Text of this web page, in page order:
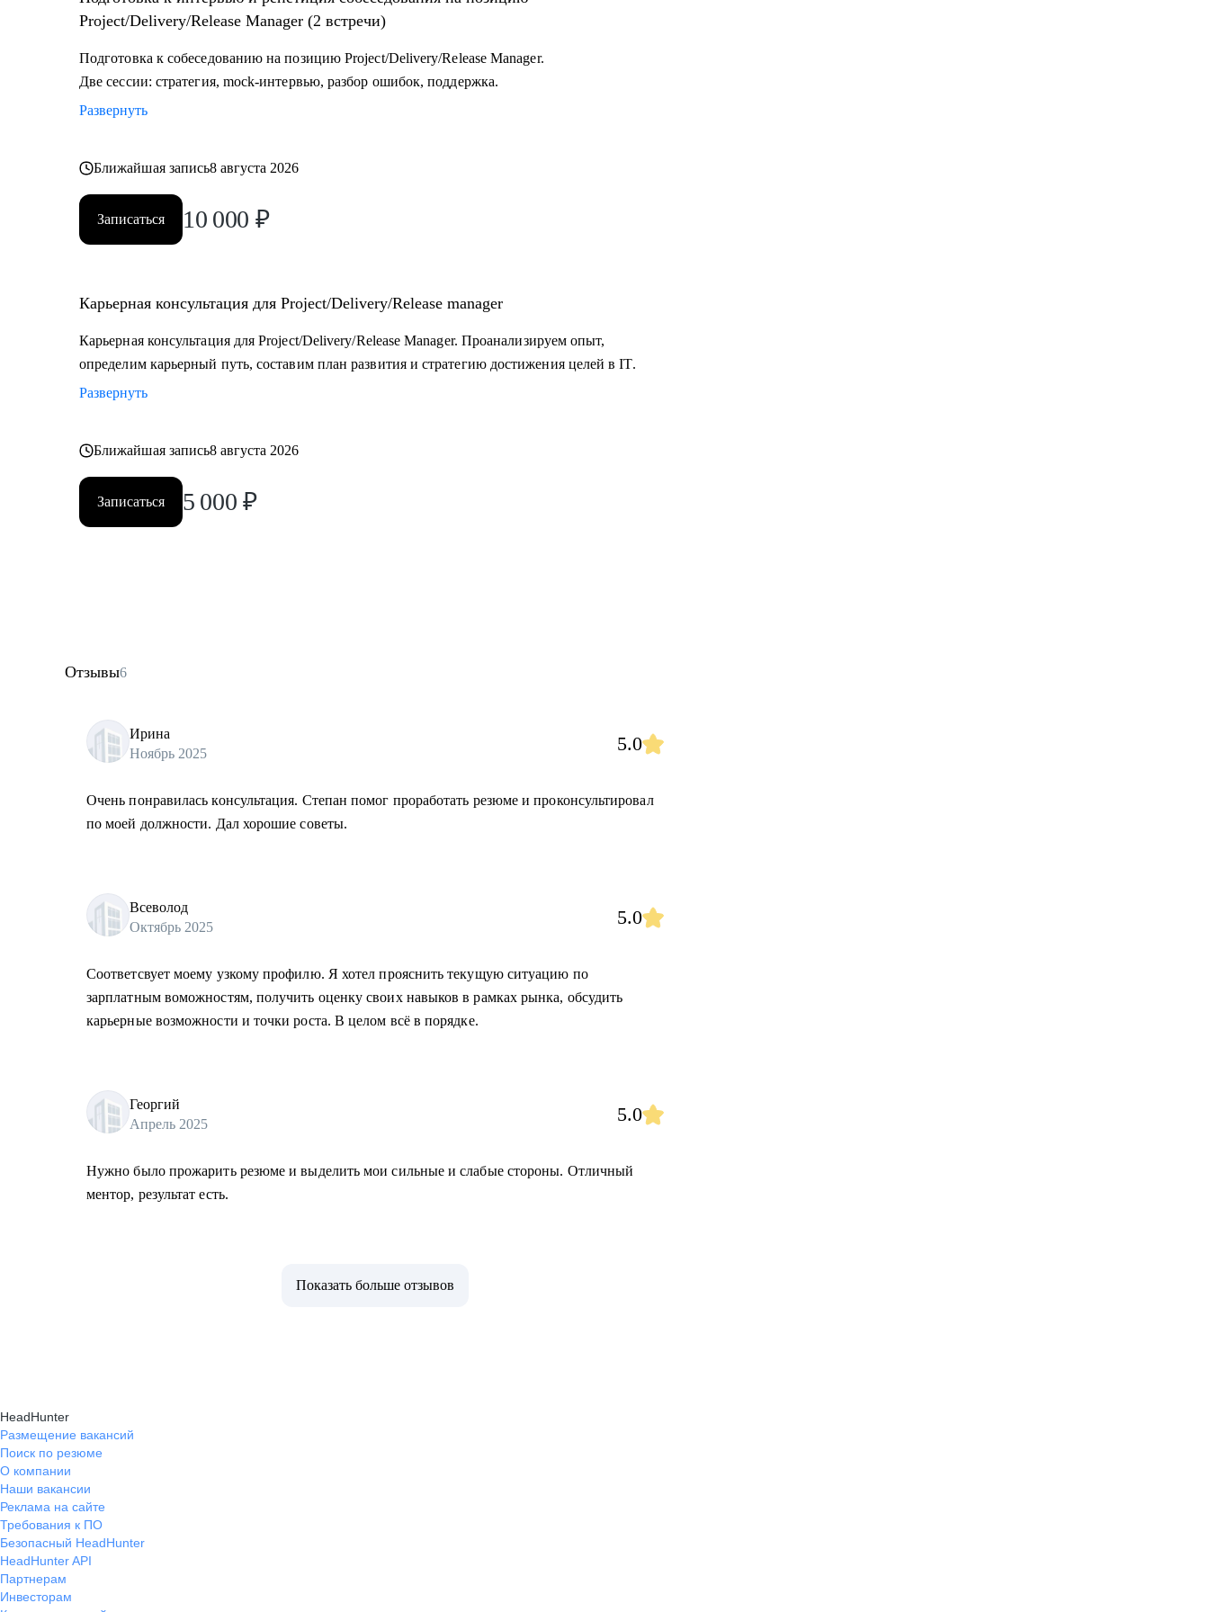
разные стороны.
Project/Delivery/Release Manager (2 встречи)
Подготовка к собеседованию на позицию Project/Delivery/Release Manager.
Две сессии: стратегия, mock-интервью, разбор ошибок, поддержка.
Развернуть
Ближайшая запись8 августа 2026
Записаться 10 000 ₽
Карьерная консультация для Project/Delivery/Release manager
Карьерная консультация для Project/Delivery/Release Manager. Проанализируем опыт,
определим карьерный путь, составим план развития и стратегию достижения целей в IT.
Развернуть
Ближайшая запись8 августа 2026
Записаться 5 000 ₽
Отзывы6
Ирина
Ноябрь 2025
5.0
Очень понравилась консультация. Степан помог проработать резюме и проконсультировал
по моей должности. Дал хорошие советы.
Всеволод
Октябрь 2025
5.0
Соответсвует моему узкому профилю. Я хотел прояснить текущую ситуацию по
зарплатным воможностям, получить оценку своих навыков в рамках рынка, обсудить
карьерные возможности и точки роста. В целом всё в порядке.
Георгий
Апрель 2025
5.0
Нужно было прожарить резюме и выделить мои сильные и слабые стороны. Отличный
ментор, результат есть.
Показать больше отзывов
HeadHunter
Размещение вакансий
Поиск по резюме
О компании
Наши вакансии
Реклама на сайте
Требования к ПО
Безопасный HeadHunter
HeadHunter API
Партнерам
Инвесторам